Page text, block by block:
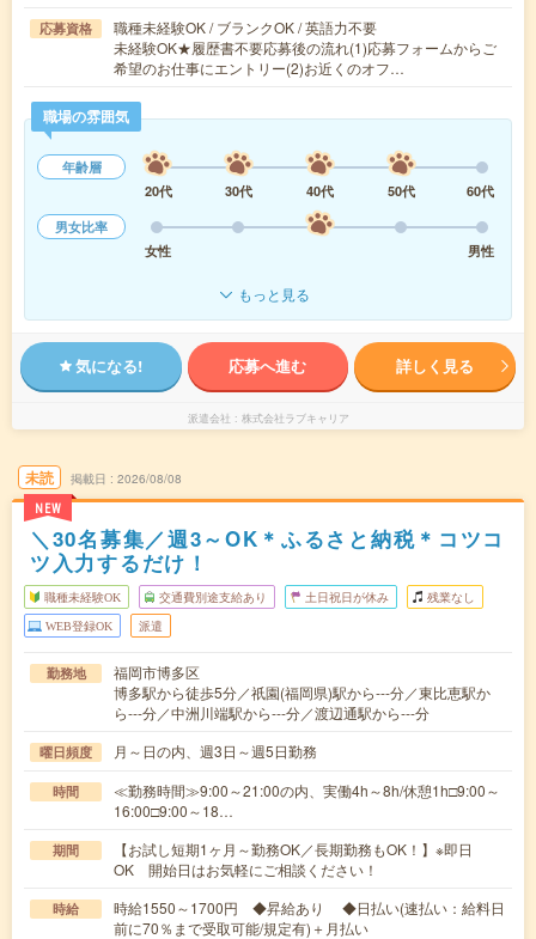
応募資格
職種未経験OK / ブランクOK / 英語力不要
未経験OK★履歴書不要応募後の流れ(1)応募フォームからご
希望のお仕事にエントリー(2)お近くのオフ…
職場の雰囲気
年齢層
20代
30代 40代 50代
60代
男女比率
女性
男性
もっと見る
気になる! 応募へ進む 詳しく見る
派遣会社 株式会社ラブキャリア
未読
NEW
掲載日 2026/08/08
＼30名募集／週3～OK＊ふるさと納税＊コツコ
ツ入力するだけ！
職種未経験OK 交通費別途支給あり 土日祝日が休み 残業なし
WEB登録OK 派遣
勤務地
福岡市博多区
博多駅から徒歩5分／祇園(福岡県)駅から---分／東比恵駅か
ら---分／中洲川端駅から---分／渡辺通駅から---分
曜日頻度 月～日の内、週3日～週5日勤務
時間
≪勤務時間≫9:00～21:00の内、実働4h～8h/休憩1h□9:00～
16:00□9:00～18…
期間
【お試し短期1ヶ月～勤務OK／長期勤務もOK！】※即日
OK 開始日はお気軽にご相談ください！
時給
時給1550～1700円 ◆昇給あり ◆日払い(速払い：給料日
前に70％まで受取可能/規定有)＋月払い